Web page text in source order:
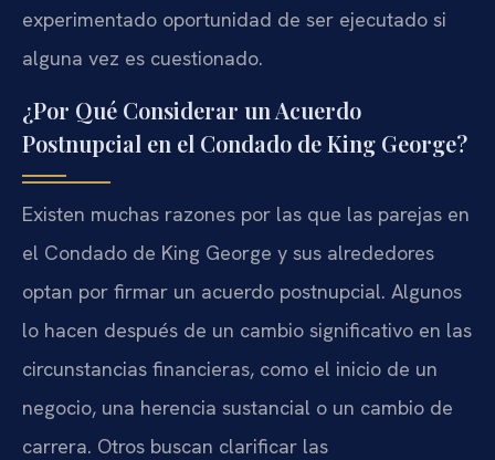
experimentado oportunidad de ser ejecutado si
alguna vez es cuestionado.
¿Por Qué Considerar un Acuerdo
Postnupcial en el Condado de King George?
Existen muchas razones por las que las parejas en
el Condado de King George y sus alrededores
optan por firmar un acuerdo postnupcial. Algunos
lo hacen después de un cambio significativo en las
circunstancias financieras, como el inicio de un
negocio, una herencia sustancial o un cambio de
carrera. Otros buscan clarificar las